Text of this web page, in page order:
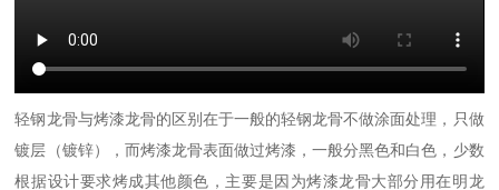
轻钢龙骨与烤漆龙骨的区别在于一般的轻钢龙骨不做涂面处理，只做
镀层（镀锌），而烤漆龙骨表面做过烤漆，一般分黑色和白色，少数
根据设计要求烤成其他颜色，主要是因为烤漆龙骨大部分用在明龙